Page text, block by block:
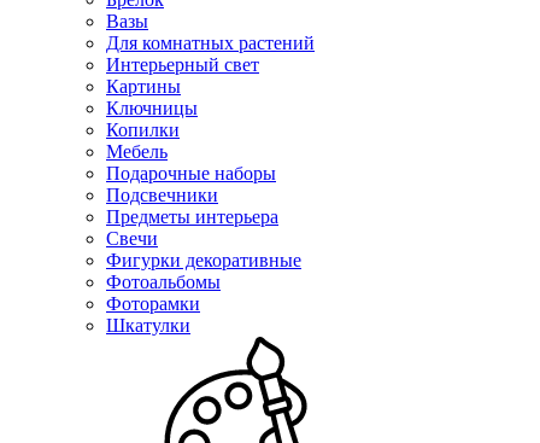
Вазы
Для комнатных растений
Интерьерный свет
Картины
Ключницы
Копилки
Мебель
Подарочные наборы
Подсвечники
Предметы интерьера
Свечи
Фигурки декоративные
Фотоальбомы
Фоторамки
Шкатулки